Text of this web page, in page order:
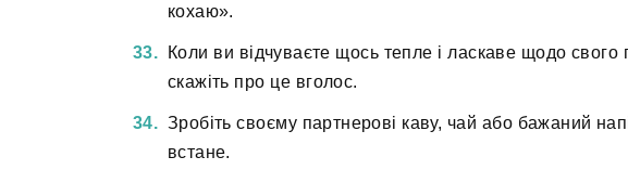
кохаю».
Коли ви відчуваєте щось тепле і ласкаве щодо
скажіть про це вголос.
Зробіть своєму партнерові каву, чай або бажаний
встане.